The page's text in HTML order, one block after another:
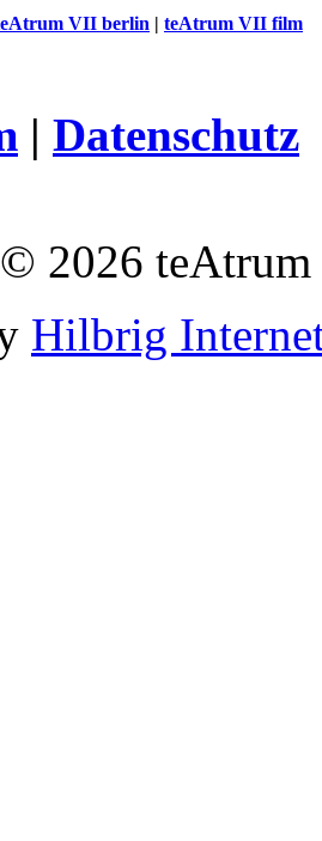
VII berlin | teAtrum VII film
| Datenschutz
2026
Hilbrig